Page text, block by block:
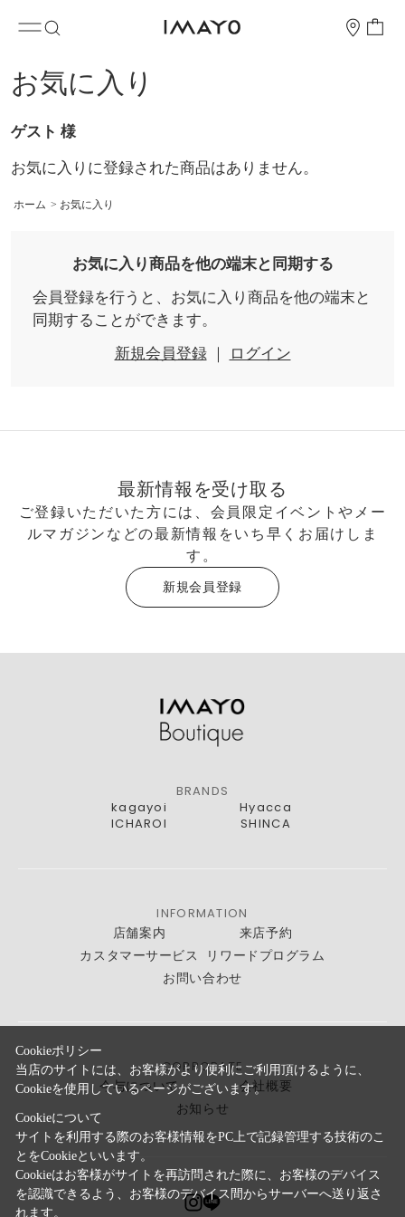
お気に入り
ゲスト 様
お気に入りに登録された商品はありません。
ホーム > お気に入り
お気に入り商品を他の端末と同期する
会員登録を行うと、お気に入り商品を他の端末と
同期することができます。
新規会員登録｜ ログイン
最新情報を受け取る
ご登録いただいた方には、会員限定イベントやメー
ルマガジンなどの最新情報をいち早くお届けしま
す。
新規会員登録
BRANDS
kagayoi
Hyacca
ICHAROI
SHINCA
INFORMATION
店舗案内
来店予約
カスタマーサービス
リワードプログラム
お問い合わせ
CORPORATE
今与について
会社概要
お知らせ
Cookieポリシー
当店のサイトには、お客様がより便利にご利用頂けるように、
Cookieを使用しているページがございます。
Cookieについて
サイトを利用する際のお客様情報をPC上で記録管理する技術のこ
とをCookieといいます。
Cookieはお客様がサイトを再訪問された際に、お客様のデバイス
を認識できるよう、お客様のデバイス間からサーバーへ送り返さ
れます。